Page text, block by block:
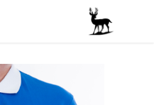
تخطي للذهاب إلى المحتوى